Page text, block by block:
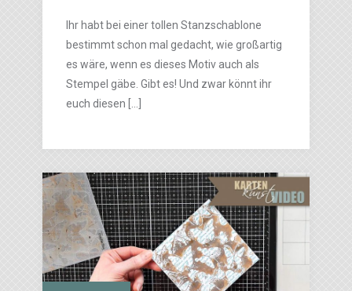
Ihr habt bei einer tollen Stanzschablone
bestimmt schon mal gedacht, wie großartig
es wäre, wenn es dieses Motiv auch als
Stempel gäbe. Gibt es! Und zwar könnt ihr
euch diesen […]